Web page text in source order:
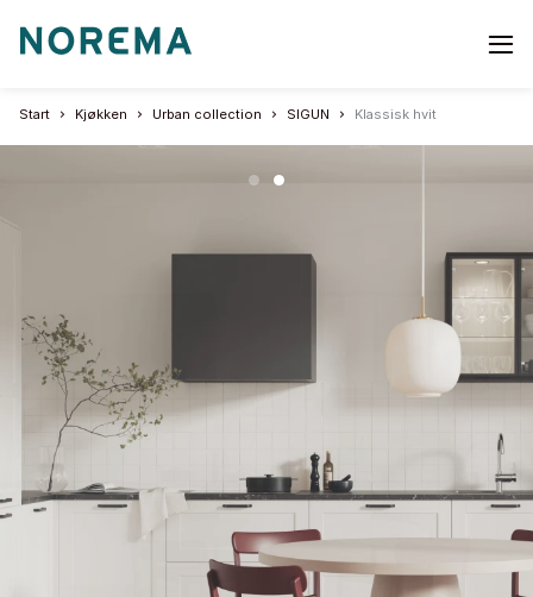
Go
page
Start Kjøkken Urban collection SIGUN Klassisk hvit